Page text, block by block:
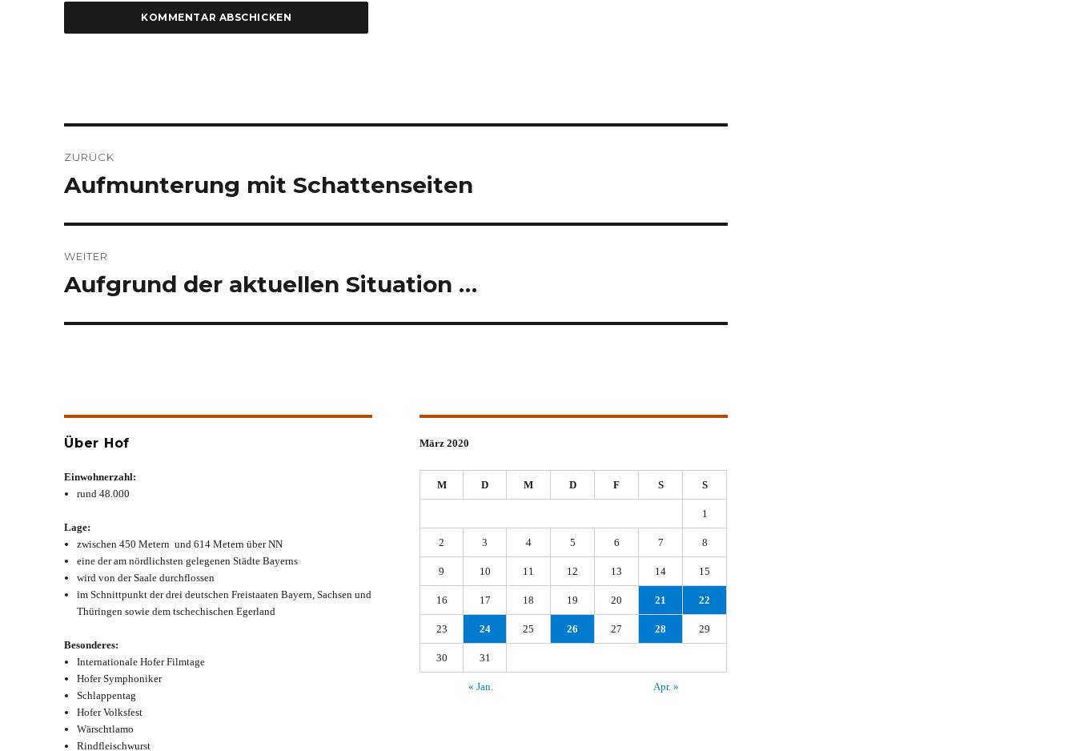
ZURÜCK
Vorheriger
Aufmunterung mit Schattenseiten
WEITER
Nächster
Aufgrund der aktuellen Situation …
Über Hof
Einwohnerzahl:
rund 48.000
Lage:
zwischen 450 Metern und 614 Metern über NN
eine der am nördlichsten gelegenen Städte Bayerns
wird von der Saale durchflossen
im Schnittpunkt der drei deutschen Freistaaten Bayern, Sachsen und
Thüringen sowie dem tschechischen Egerland
Besonderes:
Internationale Hofer Filmtage
Hofer Symphoniker
Schlappentag
Hofer Volksfest
Wärschtlamo
Rindfleischwurst
März 2020
M D M D F S S
1
2 3 4 5 6 7 8
9 10 11 12 13 14 15
16 17 18 19 20 21 22
23 24 25 26 27 28 29
30 31
« Jan. Apr. »